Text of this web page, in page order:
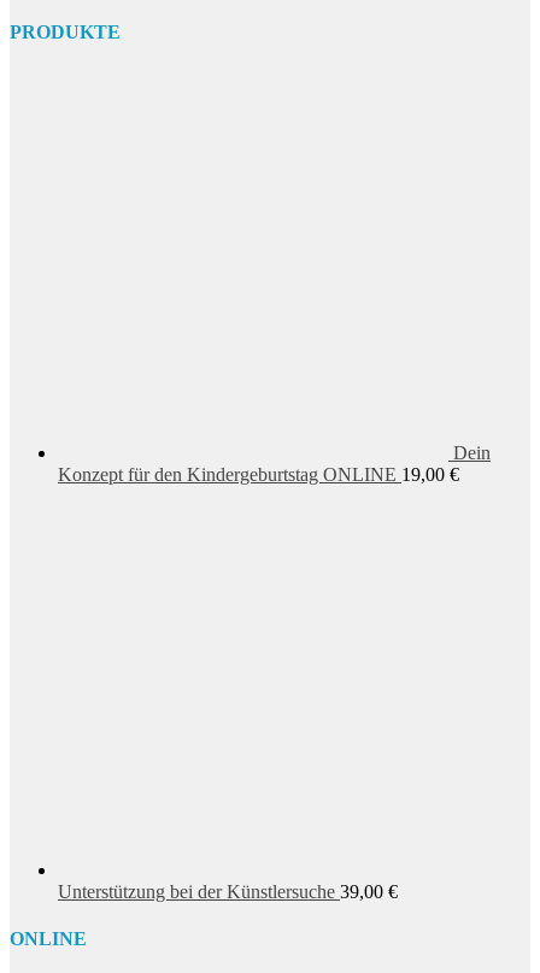
PRODUKTE
Dein
Konzept für den Kindergeburtstag ONLINE 19,00 €
Unterstützung bei der Künstlersuche 39,00 €
ONLINE